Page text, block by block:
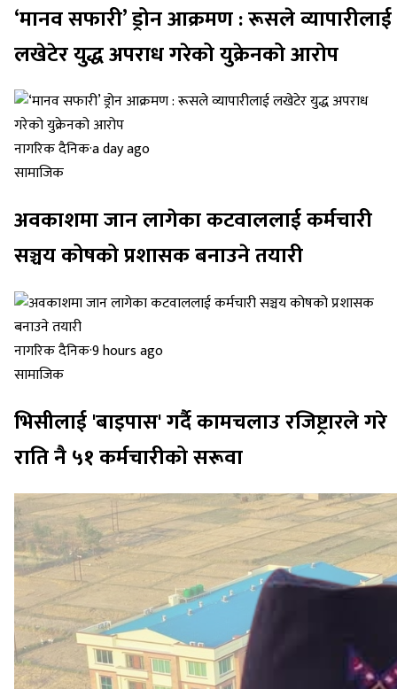
‘मानव सफारी’ ड्रोन आक्रमण : रूसले व्यापारीलाई
लखेटेर युद्ध अपराध गरेको युक्रेनको आरोप
नागरिक दैनिक·a day ago
सामाजिक
अवकाशमा जान लागेका कटवाललाई कर्मचारी
सञ्चय कोषको प्रशासक बनाउने तयारी
नागरिक दैनिक·9 hours ago
सामाजिक
भिसीलाई 'बाइपास' गर्दै कामचलाउ रजिष्ट्रारले गरे
राति नै ५१ कर्मचारीको सरूवा